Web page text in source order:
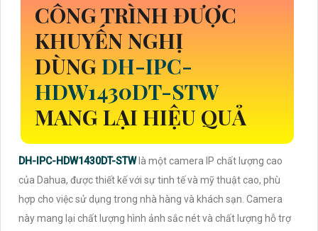
CÔNG TRÌNH ĐƯỢC
KHUYẾN NGHỊ
DÙNG DH-IPC-
HDW1430DT-STW
MANG LẠI HIỆU QUẢ
DH-IPC-HDW1430DT-STW là một camera IP chất lượng cao
của Dahua, được thiết kế với sự tinh tế và mỹ thuật cao, phù
hợp cho việc sử dụng trong nhà hàng và khách sạn. Camera
này mang lại chất lượng hình ảnh sắc nét và chất lượng hỗ trợ